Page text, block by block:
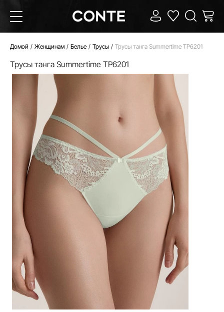
Домой Женщинам Белье Трусы Трусы танга Summertime TP6201
Трусы танга Summertime TP6201